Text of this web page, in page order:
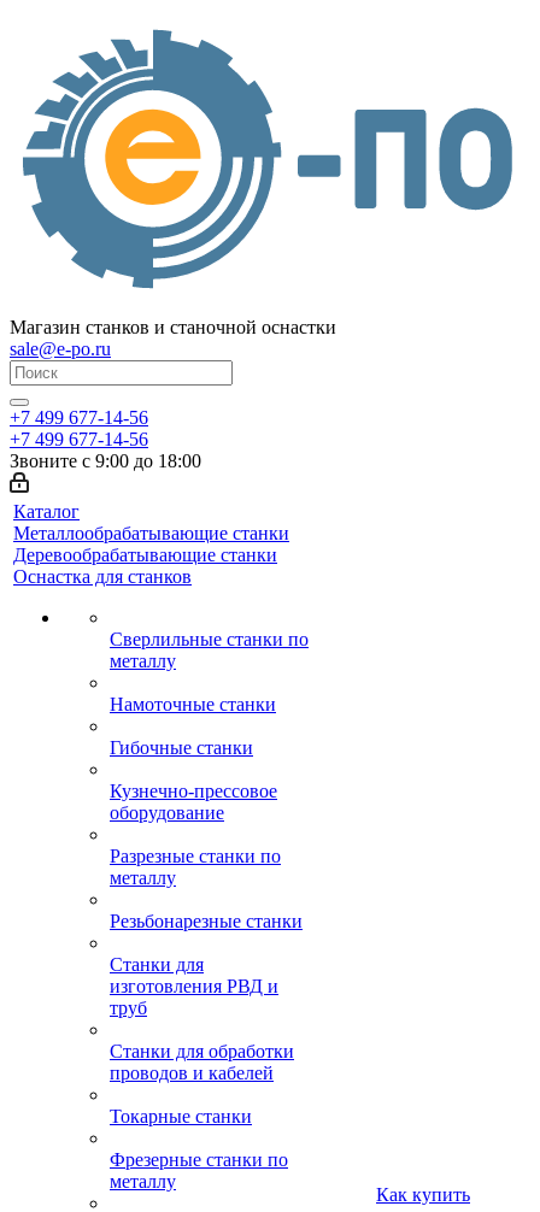
Магазин станков и станочной оснастки
sale@e-po.ru
+7 499 677-14-56
+7 499 677-14-56
Звоните с 9:00 до 18:00
Каталог
Металлообрабатывающие станки
Деревообрабатывающие станки
Оснастка для станков
Сверлильные станки по
металлу
Намоточные станки
Гибочные станки
Кузнечно-прессовое
оборудование
Разрезные станки по
металлу
Резьбонарезные станки
Станки для
изготовления РВД и
труб
Станки для обработки
проводов и кабелей
Токарные станки
Фрезерные станки по
металлу
Как купить